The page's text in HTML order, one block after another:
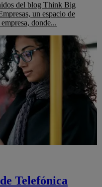
del blog Think Big
un espacio de
donde...
Telefónica